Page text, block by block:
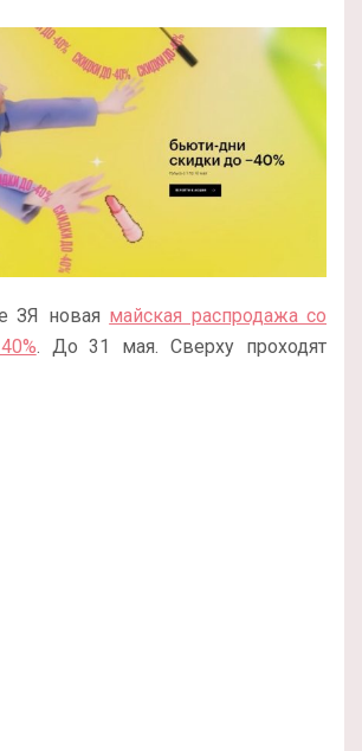
ЗЯ новая майская распродажа со
. До 31 мая. Сверху проходят